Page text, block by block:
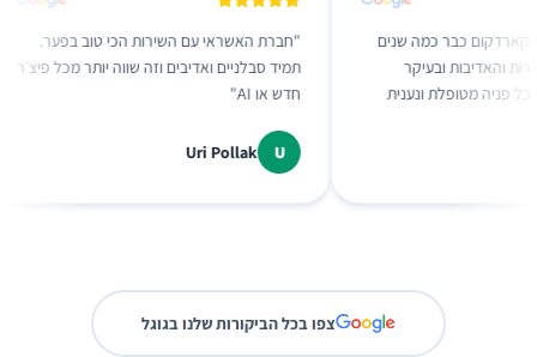
"חברת האשראי עם השירות הכי טוב
תמיד סבלניים ואדיבים וזה שווה יותר
חדש או AI
U
Uri Pollak
לקוחות של קארדקום כבר כמה שנים
מאד מהשירות והאדיבות ובעיקר
שלהם, כל פניה מטופלת ונענית
צפו בכל הביקורות שלנו בגוגל